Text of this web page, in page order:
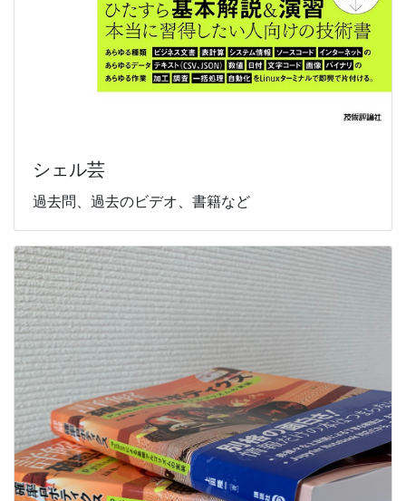
シェル芸
過去問、過去のビデオ、書籍など